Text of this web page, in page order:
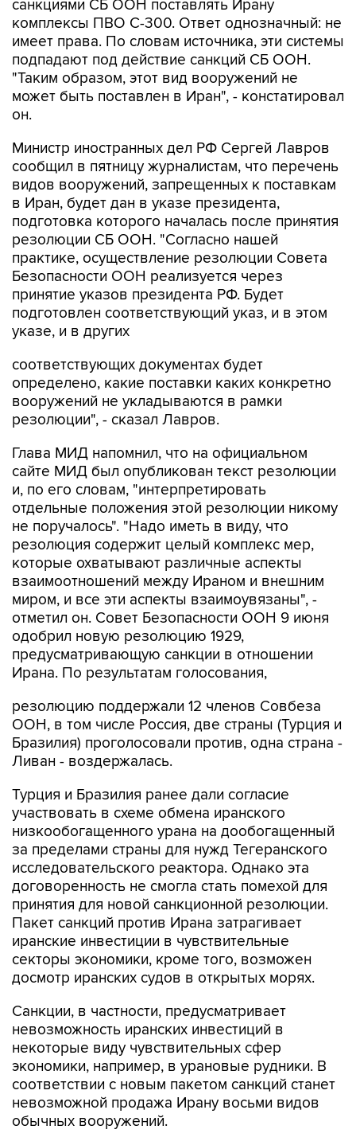
санкциями СБ ООН поставлять Ирану
комплексы ПВО С-300. Ответ однозначный: не
имеет права. По словам источника, эти системы
подпадают под действие санкций СБ ООН.
"Таким образом, этот вид вооружений не
может быть поставлен в Иран", - констатировал
он.
Министр иностранных дел РФ Сергей Лавров
сообщил в пятницу журналистам, что перечень
видов вооружений, запрещенных к поставкам
в Иран, будет дан в указе президента,
подготовка которого началась после принятия
резолюции СБ ООН. "Согласно нашей
практике, осуществление резолюции Совета
Безопасности ООН реализуется через
принятие указов президента РФ. Будет
подготовлен соответствующий указ, и в этом
указе, и в других
соответствующих документах будет
определено, какие поставки каких конкретно
вооружений не укладываются в рамки
резолюции", - сказал Лавров.
Глава МИД напомнил, что на официальном
сайте МИД был опубликован текст резолюции
и, по его словам, "интерпретировать
отдельные положения этой резолюции никому
не поручалось". "Надо иметь в виду, что
резолюция содержит целый комплекс мер,
которые охватывают различные аспекты
взаимоотношений между Ираном и внешним
миром, и все эти аспекты взаимоувязаны", -
отметил он. Совет Безопасности ООН 9 июня
одобрил новую резолюцию 1929,
предусматривающую санкции в отношении
Ирана. По результатам голосования,
резолюцию поддержали 12 членов Совбеза
ООН, в том числе Россия, две страны (Турция и
Бразилия) проголосовали против, одна страна -
Ливан - воздержалась.
Турция и Бразилия ранее дали согласие
участвовать в схеме обмена иранского
низкообогащенного урана на дообогащенный
за пределами страны для нужд Тегеранского
исследовательского реактора. Однако эта
договоренность не смогла стать помехой для
принятия для новой санкционной резолюции.
Пакет санкций против Ирана затрагивает
иранские инвестиции в чувствительные
секторы экономики, кроме того, возможен
досмотр иранских судов в открытых морях.
Санкции, в частности, предусматривает
невозможность иранских инвестиций в
некоторые виду чувствительных сфер
экономики, например, в урановые рудники. В
соответствии с новым пакетом санкций станет
невозможной продажа Ирану восьми видов
обычных вооружений.